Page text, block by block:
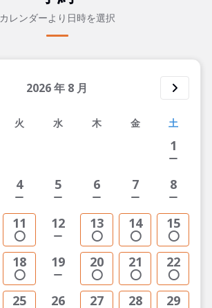
カレンダーより日時を選択
2026年 8 月
火 水 木 金 土
1
4 5 6 7 8
11 12 13 14 15
18 19 20 21 22
25 26 27 28 29